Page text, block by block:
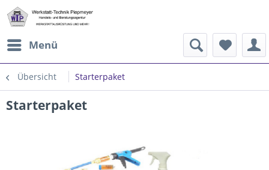
Menü
Übersicht Starterpaket
Starterpaket